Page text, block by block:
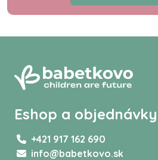
Eshop a objednávky
+421 917 162 690
info@babetkovo.sk